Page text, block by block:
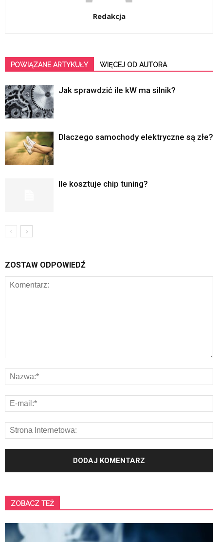
Redakcja
POWIĄZANE ARTYKUŁY WIĘCEJ OD AUTORA
Jak sprawdzić ile kW ma silnik?
Dlaczego samochody elektryczne są złe?
Ile kosztuje chip tuning?
ZOSTAW ODPOWIEDŹ
ZOBACZ TEŻ